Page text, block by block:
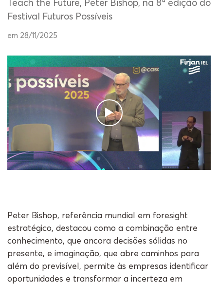
Teach the Future, Peter Bishop, na 8ª edição do
Festival Futuros Possíveis
em 28/11/2025
Peter Bishop, referência mundial em foresight
estratégico, destacou como a combinação entre
conhecimento, que ancora decisões sólidas no
presente, e imaginação, que abre caminhos para
além do previsível, permite às empresas identificar
oportunidades e transformar a incerteza em